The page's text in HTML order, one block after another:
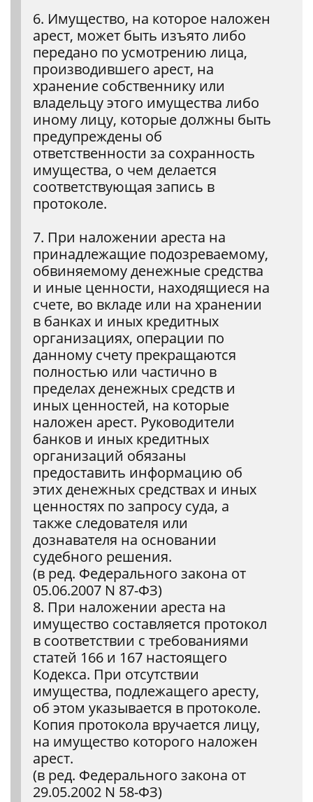
6. Имущество, на которое наложен
арест, может быть изъято либо
передано по усмотрению лица,
производившего арест, на
хранение собственнику или
владельцу этого имущества либо
иному лицу, которые должны быть
предупреждены об
ответственности за сохранность
имущества, о чем делается
соответствующая запись в
протоколе.
7. При наложении ареста на
принадлежащие подозреваемому,
обвиняемому денежные средства
и иные ценности, находящиеся на
счете, во вкладе или на хранении
в банках и иных кредитных
организациях, операции по
данному счету прекращаются
полностью или частично в
пределах денежных средств и
иных ценностей, на которые
наложен арест. Руководители
банков и иных кредитных
организаций обязаны
предоставить информацию об
этих денежных средствах и иных
ценностях по запросу суда, а
также следователя или
дознавателя на основании
судебного решения.
(в ред. Федерального закона от
05.06.2007 N 87-ФЗ)
8. При наложении ареста на
имущество составляется протокол
в соответствии с требованиями
статей 166 и 167 настоящего
Кодекса. При отсутствии
имущества, подлежащего аресту,
об этом указывается в протоколе.
Копия протокола вручается лицу,
на имущество которого наложен
арест.
(в ред. Федерального закона от
29.05.2002 N 58-ФЗ)